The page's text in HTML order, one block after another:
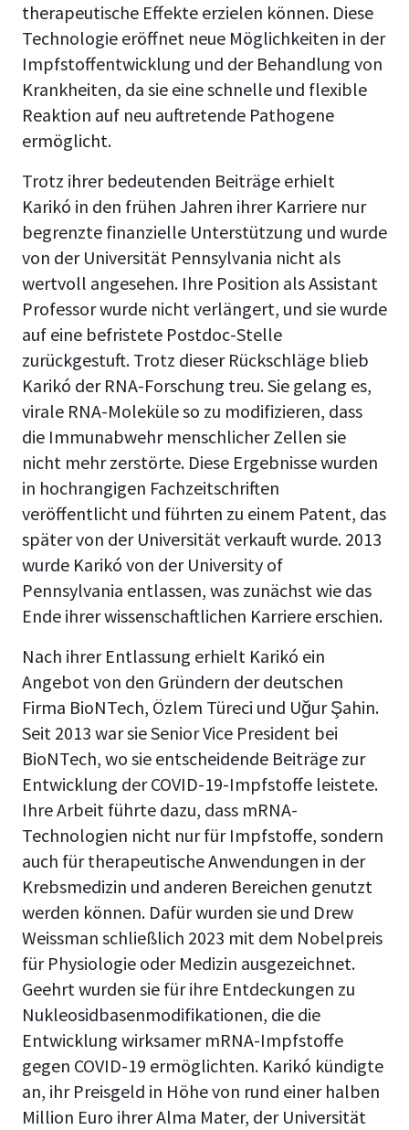
therapeutische Effekte erzielen können. Diese
Technologie eröffnet neue Möglichkeiten in der
Impfstoffentwicklung und der Behandlung von
Krankheiten, da sie eine schnelle und flexible
Reaktion auf neu auftretende Pathogene
ermöglicht.
Trotz ihrer bedeutenden Beiträge erhielt
Karikó in den frühen Jahren ihrer Karriere nur
begrenzte finanzielle Unterstützung und wurde
von der Universität Pennsylvania nicht als
wertvoll angesehen. Ihre Position als Assistant
Professor wurde nicht verlängert, und sie wurde
auf eine befristete Postdoc-Stelle
zurückgestuft. Trotz dieser Rückschläge blieb
Karikó der RNA-Forschung treu. Sie gelang es,
virale RNA-Moleküle so zu modifizieren, dass
die Immunabwehr menschlicher Zellen sie
nicht mehr zerstörte. Diese Ergebnisse wurden
in hochrangigen Fachzeitschriften
veröffentlicht und führten zu einem Patent, das
später von der Universität verkauft wurde. 2013
wurde Karikó von der University of
Pennsylvania entlassen, was zunächst wie das
Ende ihrer wissenschaftlichen Karriere erschien.
Nach ihrer Entlassung erhielt Karikó ein
Angebot von den Gründern der deutschen
Firma BioNTech, Özlem Türeci und Uğur Şahin.
Seit 2013 war sie Senior Vice President bei
BioNTech, wo sie entscheidende Beiträge zur
Entwicklung der COVID-19-Impfstoffe leistete.
Ihre Arbeit führte dazu, dass mRNA-
Technologien nicht nur für Impfstoffe, sondern
auch für therapeutische Anwendungen in der
Krebsmedizin und anderen Bereichen genutzt
werden können. Dafür wurden sie und Drew
Weissman schließlich 2023 mit dem Nobelpreis
für Physiologie oder Medizin ausgezeichnet.
Geehrt wurden sie für ihre Entdeckungen zu
Nukleosidbasenmodifikationen, die die
Entwicklung wirksamer mRNA-Impfstoffe
gegen COVID-19 ermöglichten. Karikó kündigte
an, ihr Preisgeld in Höhe von rund einer halben
Million Euro ihrer Alma Mater, der Universität